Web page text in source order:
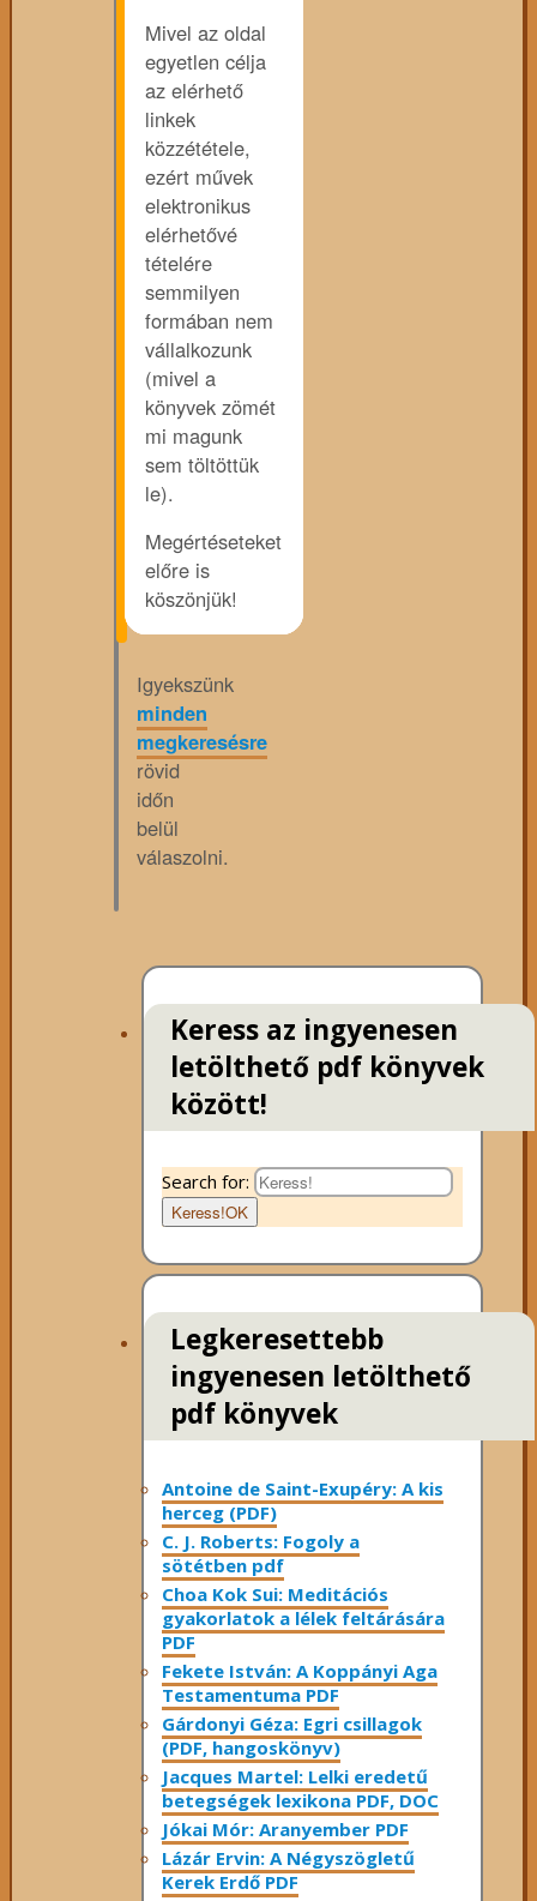
Mivel az oldal
egyetlen célja
az elérhető
linkek
közzététele,
ezért művek
elektronikus
elérhetővé
tételére
semmilyen
formában nem
vállalkozunk
(mivel a
könyvek zömét
mi magunk
sem töltöttük
le).
Megértéseteket
előre is
köszönjük!
Igyekszünk
minden
megkeresésre
rövid
időn
belül
válaszolni.
Keress az ingyenesen
letölthető pdf könyvek
között!
Search for:
Keress!OK
Legkeresettebb
ingyenesen letölthető
pdf könyvek
Antoine de Saint-Exupéry: A kis
herceg (PDF)
C. J. Roberts: Fogoly a
sötétben pdf
Choa Kok Sui: Meditációs
gyakorlatok a lélek feltárására
PDF
Fekete István: A Koppányi Aga
Testamentuma PDF
Gárdonyi Géza: Egri csillagok
(PDF, hangoskönyv)
Jacques Martel: Lelki eredetű
betegségek lexikona PDF, DOC
Jókai Mór: Aranyember PDF
Lázár Ervin: A Négyszögletű
Kerek Erdő PDF